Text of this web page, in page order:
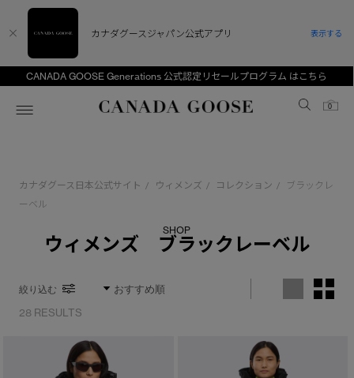
CANADA GOOSE Generations 公式認定リセールプログラム はこちら
Canada Goose
0
ディスカバー
新着アイテム
サマー 26 コレクションLOOK
新着アイテム
サマー 26 コレクションLOOK
ベビー（0‐24ヵ月)
CANADA GOOSE Generationsは、アウター
アーカイブの希少なピースもご覧いただけます。
カナダグース日本公式サイト / ウィメンズ / コレクション /
ブラックレ
ーベル
SHOP
ウィメンズ ブラックレーベル
絞り込む
28 RESULTS
カナダグースジャパン公式アプリ 表示する